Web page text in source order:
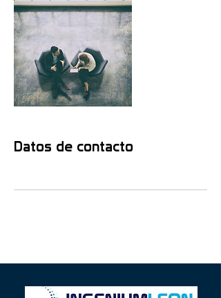
Datos de contacto